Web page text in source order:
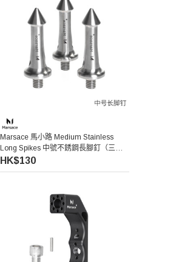
Marsace 馬小路 Medium Stainless
Long Spikes 中號不銹鋼長腳釘（三件
裝）
HK$130